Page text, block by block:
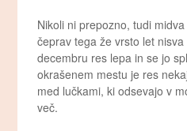
Nikoli ni prepozno, tudi
čeprav tega že vrsto let
decembru res lepa in se jo
okrašenem mestu je res
med lučkami, ki odsevajo v
več.